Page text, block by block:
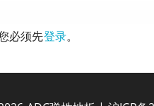
必须先登录。